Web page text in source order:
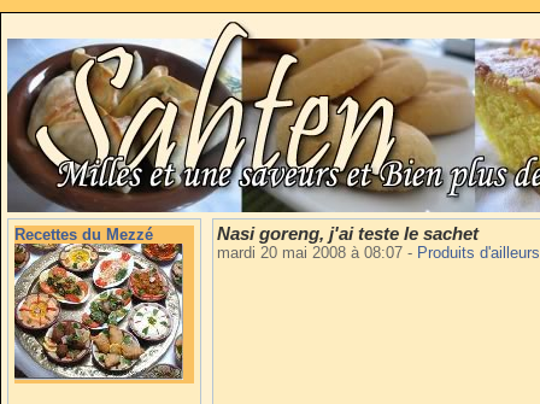
Recettes du Mezzé Nasi goreng, j'ai teste le sachet
mardi 20 mai 2008 à 08:07 - Produits